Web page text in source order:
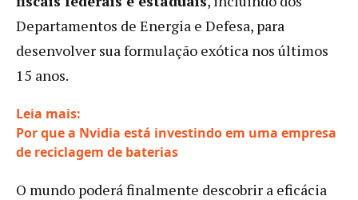
Departamentos de Energia e Defesa, para
desenvolver sua formulação exótica nos últimos
15 anos.
Leia mais:
Por que a Nvidia está investindo em uma empresa
de reciclagem de baterias:
sem
O mundo poderá finalmente descobrir a eficácia